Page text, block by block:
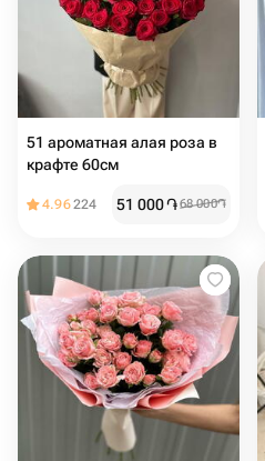
51 ароматная алая роза в
крафте 60см
4.96224 51 000֏68 000֏